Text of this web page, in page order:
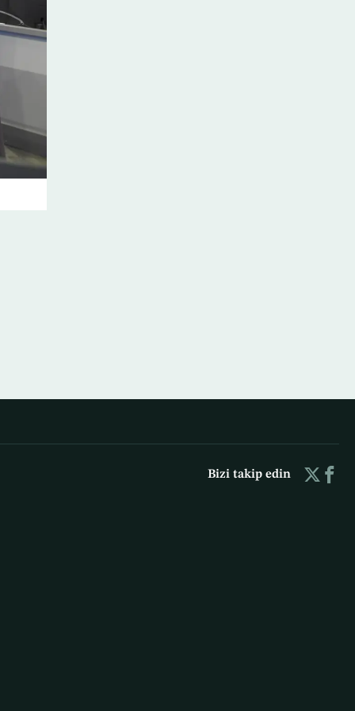
Bizi takip edin